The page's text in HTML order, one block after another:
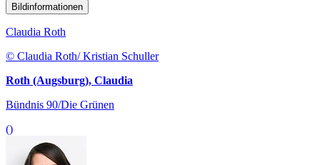
Bildinformationen
Claudia Roth
© Claudia Roth/ Kristian Schuller
Roth (Augsburg), Claudia
Bündnis 90/Die Grünen
()